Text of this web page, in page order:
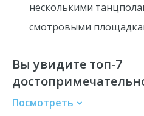
несколькими
смотровыми
Вы увидите топ-7
Посмотреть